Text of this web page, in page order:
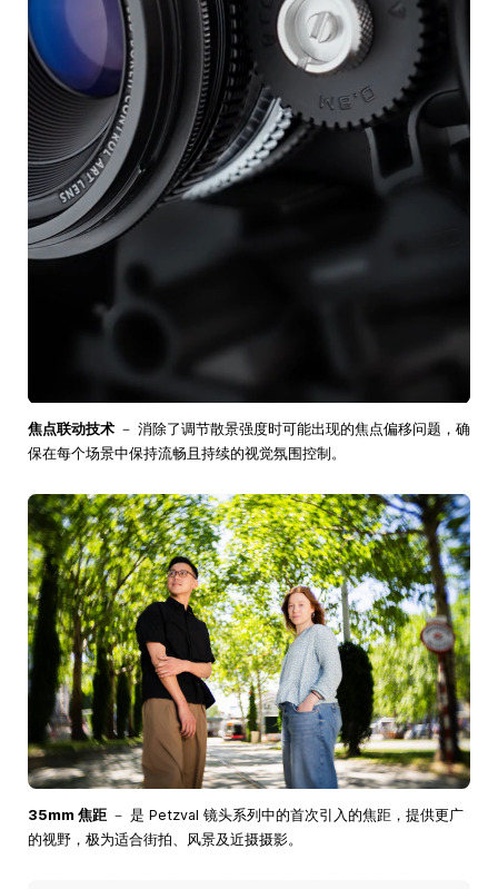
焦点联动技术 － 消除了调节散景强度时可能出现的焦点偏移问题，确
保在每个场景中保持流畅且持续的视觉氛围控制。
35mm 焦距 － 是 Petzval 镜头系列中的首次引入的焦距，提供更广
的视野，极为适合街拍、风景及近摄摄影。